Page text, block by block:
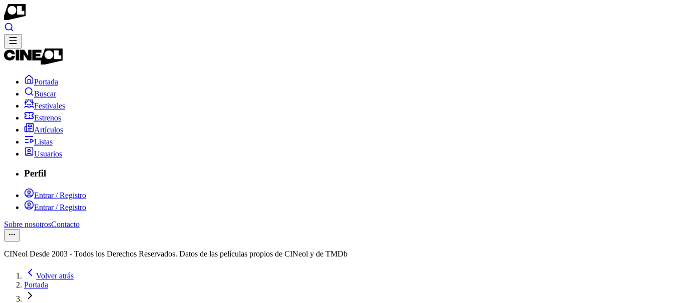
Portada
Buscar
Festivales
Estrenos
Artículos
Listas
Usuarios
Perfil
Entrar / Registro
Entrar / Registro
Sobre nosotrosContacto
CINeol Desde 2003 - Todos los Derechos Reservados. Datos de las películas propios de CINeol y de TMDb
Volver atrás
Portada